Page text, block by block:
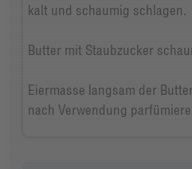
kalt und schaumig schlagen.
Butter mit Staubzucker
Eiermasse langsam der
nach Verwendung